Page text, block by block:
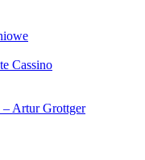
Cassino
– Artur Grottger